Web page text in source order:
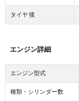
タイヤ 後
エンジン詳細
エンジン型式
種類・シリンダー数